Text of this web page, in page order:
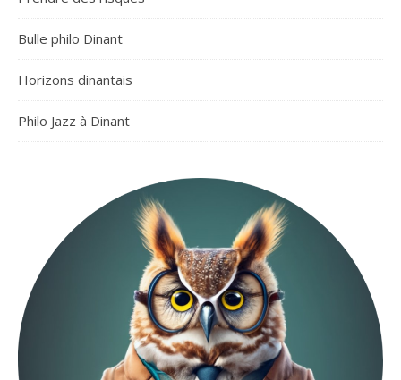
Bulle philo Dinant
Horizons dinantais
Philo Jazz à Dinant